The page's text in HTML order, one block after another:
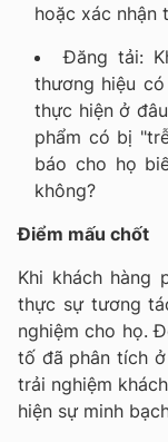
hoặc xác nhận
Đăng tải:
thương hiệu
thực hiện ở
phẩm có bị
báo cho họ
không?
Điểm mấu chốt
Khi khách hàng
thực sự tương
nghiệm cho họ.
tố đã phân tích
trải nghiệm
hiện sự minh